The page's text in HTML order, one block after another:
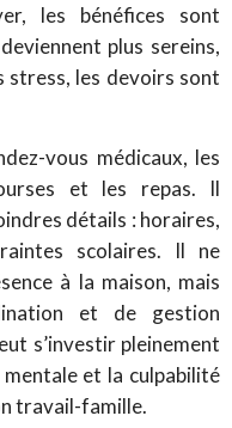
les bénéfices sont
plus sereins,
stress, les devoirs sont
vous médicaux, les
et les repas. Il
détails : horaires,
scolaires. Il ne
à la maison, mais
et de gestion
s’investir pleinement
et la culpabilité
travail-famille.